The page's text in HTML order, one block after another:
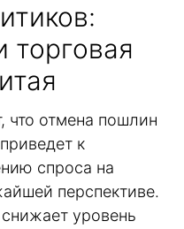
торговая
что отмена пошлин
к
спроса на
перспективе.
уровень